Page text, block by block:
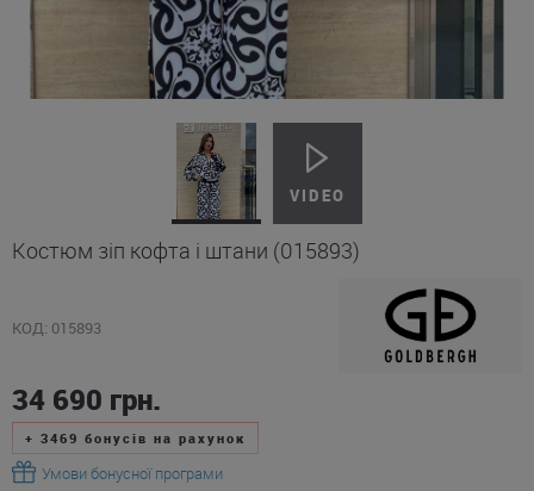
Костюм зіп кофта і штани (015893)
КОД: 015893
34 690 грн.
+ 3469 бонусів на рахунок
Умови бонусної програми